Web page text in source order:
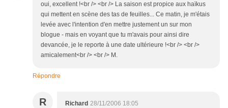
oui, excellent !<br /> <br /> La saison est propice aux haïkus
qui mettent en scène des tas de feuilles... Ce matin, je m'étais
levée avec l'intention d'en mettre justement un sur mon
blogue - mais en voyant que tu m'avais pour ainsi dire
devancée, je le reporte à une date ultérieure !<br /> <br />
amicalement<br /> <br /> M.
Répondre
R Richard 28/11/2006 18:05